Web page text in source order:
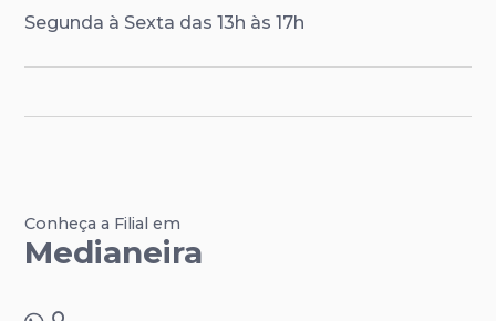
Segunda à Sexta das 13h às 17h
Conheça a Filial em
Medianeira